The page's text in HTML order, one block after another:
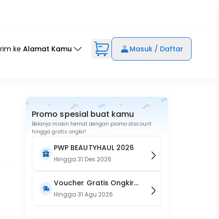
ke Alamat Kamu Masuk / Daftar
Promo spesial buat kamu
Belanja makin hemat dengan promo discount
hingga gratis ongkir!
PWP BEAUTYHAUL 2026
Hingga31 Des 2026
Voucher Gratis Ongkir
15RB (Only on Website)
Hingga31 Agu 2026